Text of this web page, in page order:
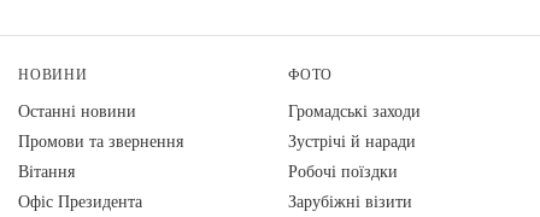
НОВИНИ
Останні новини
Промови та звернення
Вiтання
Офіс Президента
ФОТО
Громадські заходи
Зустрічі й наради
Робочі поїздки
Зарубіжні візити